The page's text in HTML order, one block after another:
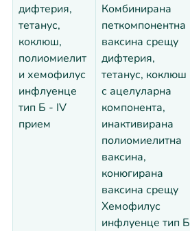
дифтерия,
тетанус,
коклюш,
полиомиелит
и хемофилус
инфлуенце
тип Б - IV
прием
Комбинирана
петкомпонентна
ваксина срещу
дифтерия,
тетанус, коклюш
с ацелуларна
компонента,
инактивирана
полиомиелитна
ваксина,
конюгирана
ваксина срещу
Хемофилус
инфлуенце тип Б